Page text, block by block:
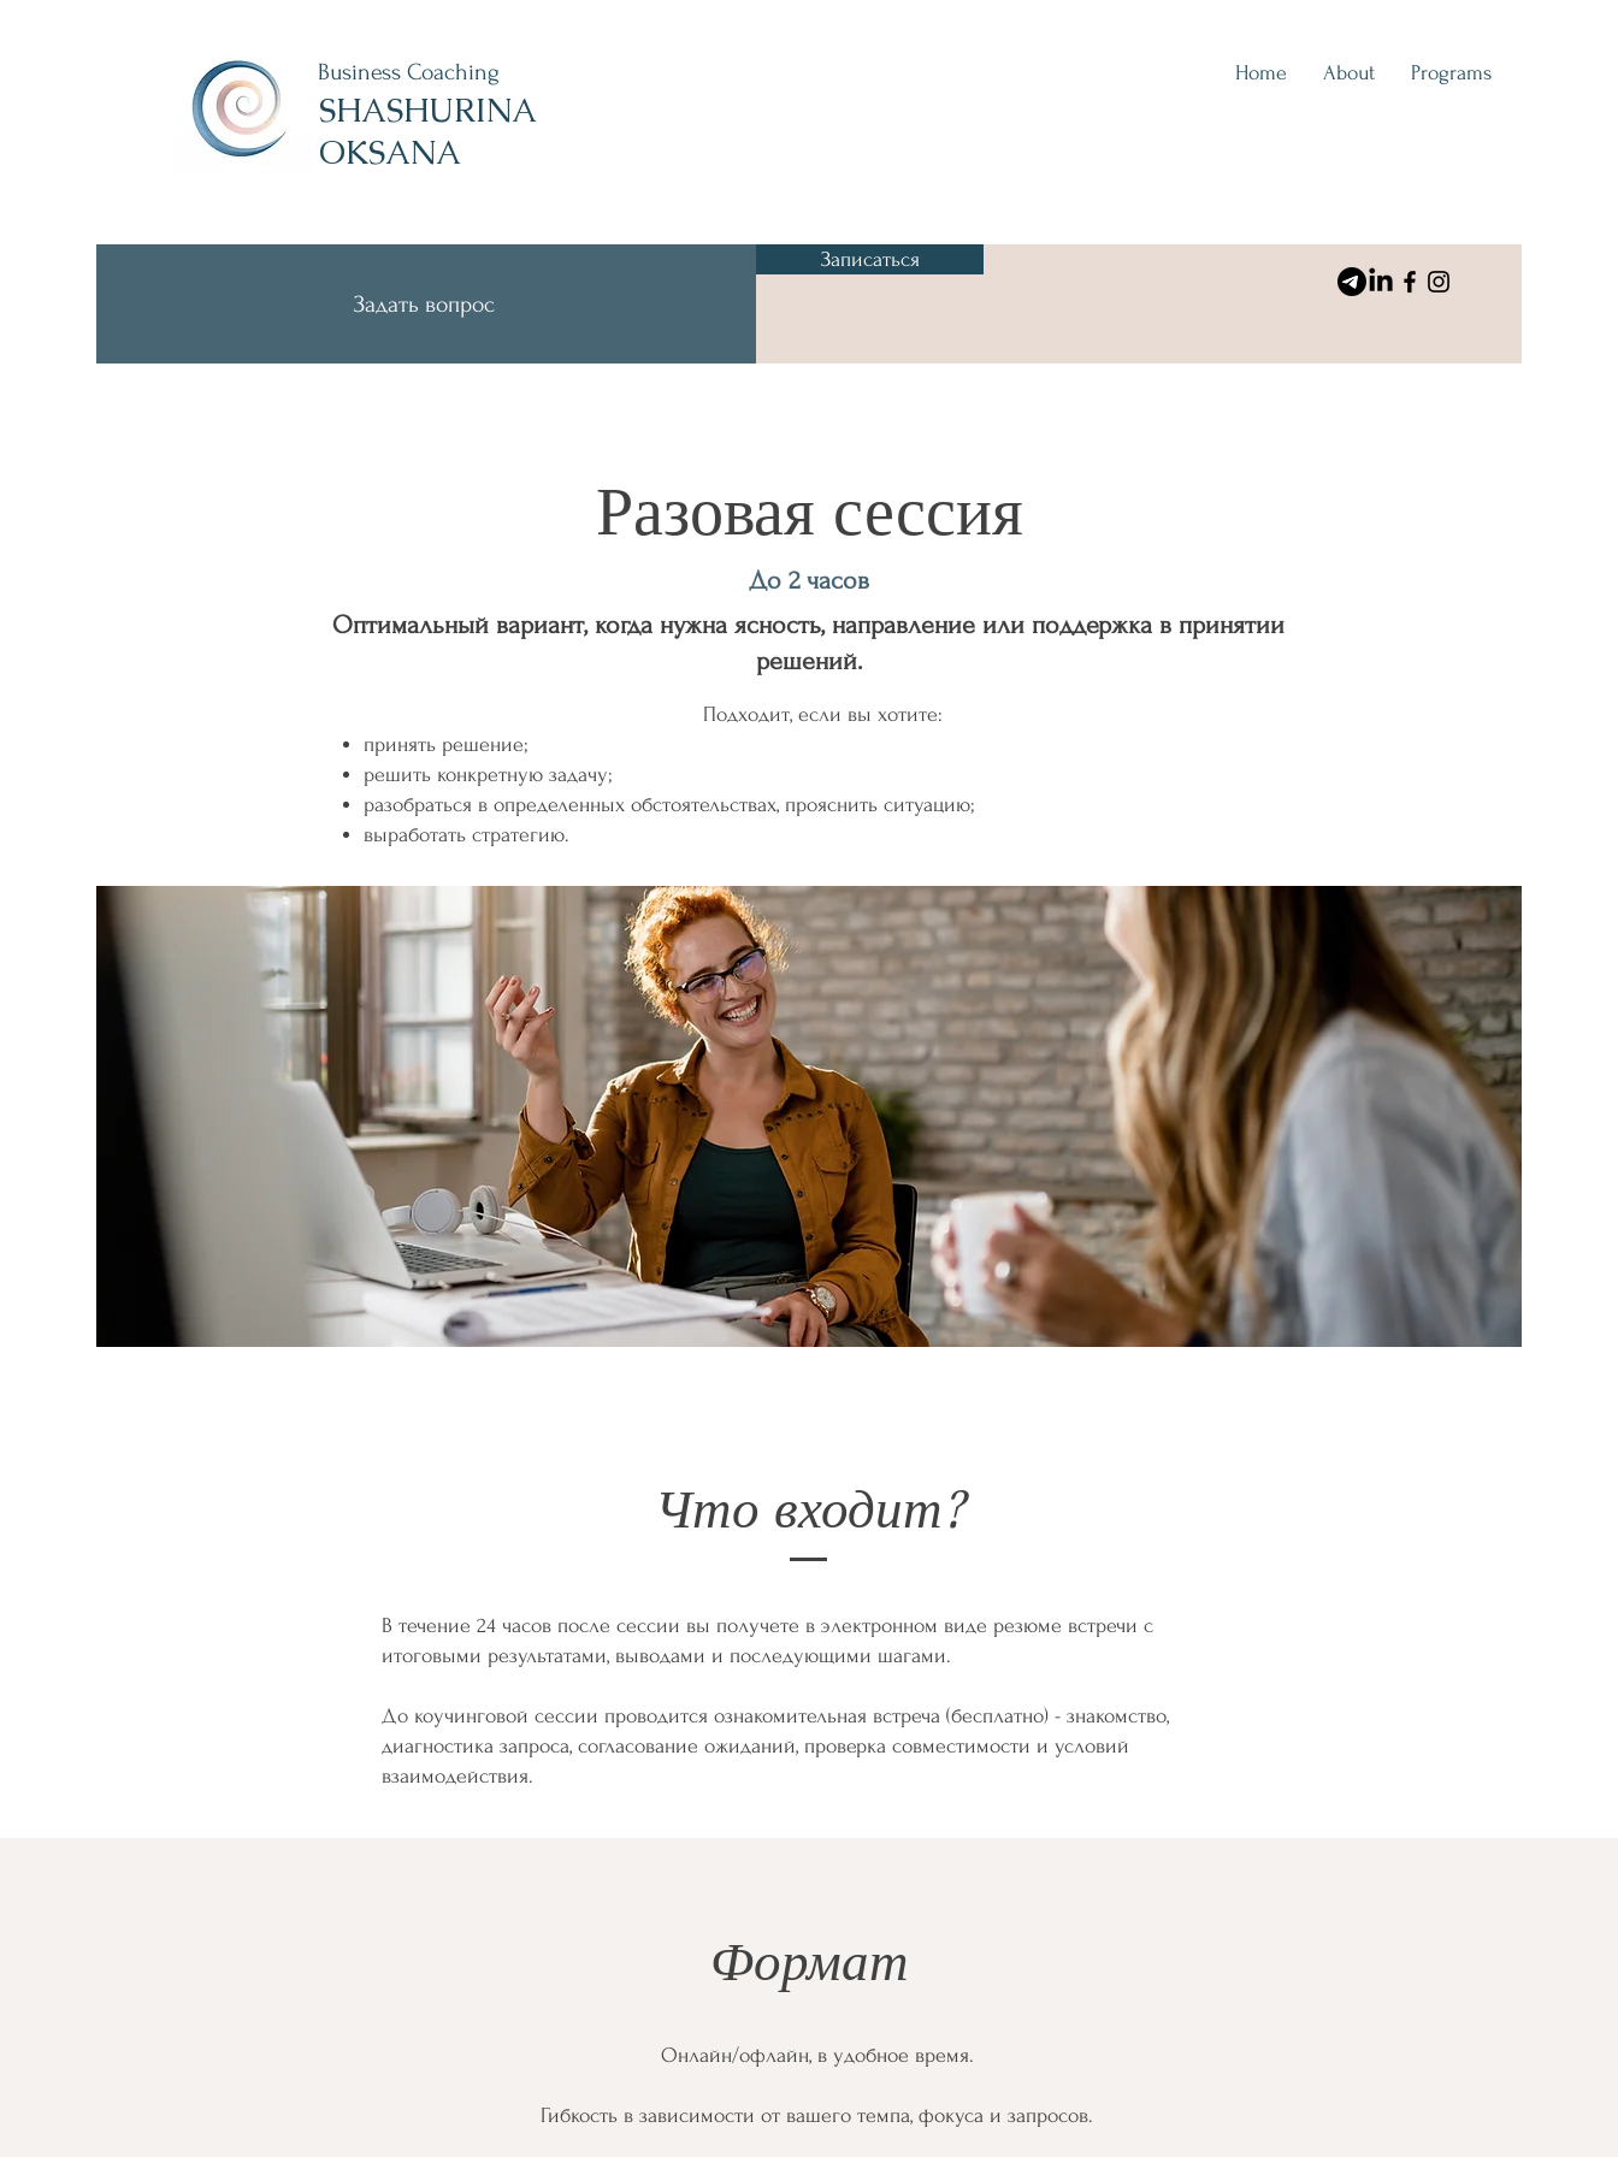
Business Coaching
SHASHURINA
OKSANA
Home About Programs
Задать вопрос
Записаться
Разовая сессия
До 2 часов
Оптимальный вариант, когда нужна ясность, направление или поддержка в принятии
решений.
Подходит, если вы хотите:
принять решение;
решить конкретную задачу;
разобраться в определенных обстоятельствах, прояснить ситуацию;
выработать стратегию.
Что входит?
В течение 24 часов после сессии вы получете в электронном виде резюме встречи с
итоговыми результатами, выводами и последующими шагами.
До коучинговой сессии проводится ознакомительная встреча (бесплатно) - знакомство,
диагностика запроса, согласование ожиданий, проверка совместимости и условий
взаимодействия.
Формат
Онлайн/офлайн, в удобное время.
Гибкость в зависимости от вашего темпа, фокуса и запросов.